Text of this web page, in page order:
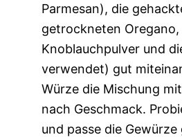
Parmesan), die
getrockneten Oregano,
Knoblauchpulver und
verwendet) gut
Würze die Mischung
nach Geschmack.
und passe die